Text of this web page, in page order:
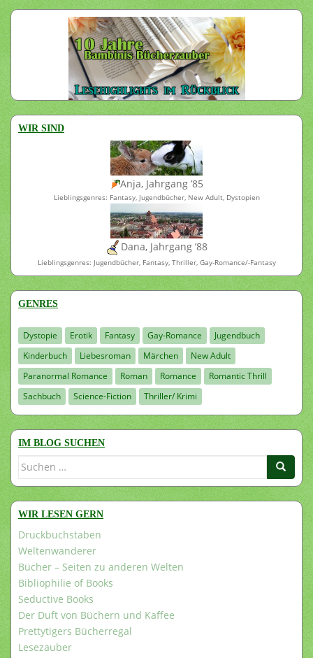
WIR SIND
Anja, Jahrgang ’85
Lieblingsgenres: Fantasy, Jugendbücher, New Adult, Dystopien
Dana, Jahrgang ’88
Lieblingsgenres: Jugendbücher, Fantasy, Thriller, Gay-Romance/-Fantasy
GENRES
Dystopie Erotik Fantasy Gay-Romance
Jugendbuch
Kinderbuch
Liebesroman Märchen
New Adult
Paranormal Romance
Roman Romance
Romantic Thrill
Sachbuch
Science-Fiction Thriller/ Krimi
IM BLOG SUCHEN
Suchen
WIR LESEN GERN
Druckbuchstaben
Weltenwanderer
Bücher – Seiten zu anderen Welten
Bibliophilie of Books
Seductive Books
Der Duft von Büchern und Kaffee
Prettytigers Bücherregal
Lesezauber